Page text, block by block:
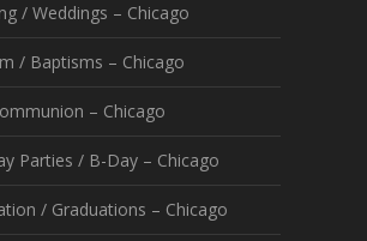
/ Weddings – Chicago
/ Baptisms – Chicago
– Chicago
Parties / B-Day – Chicago
/ Graduations – Chicago